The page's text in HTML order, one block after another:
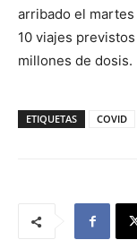
arribado el
10 viajes
millones de dosis.
ETIQUETAS COVID